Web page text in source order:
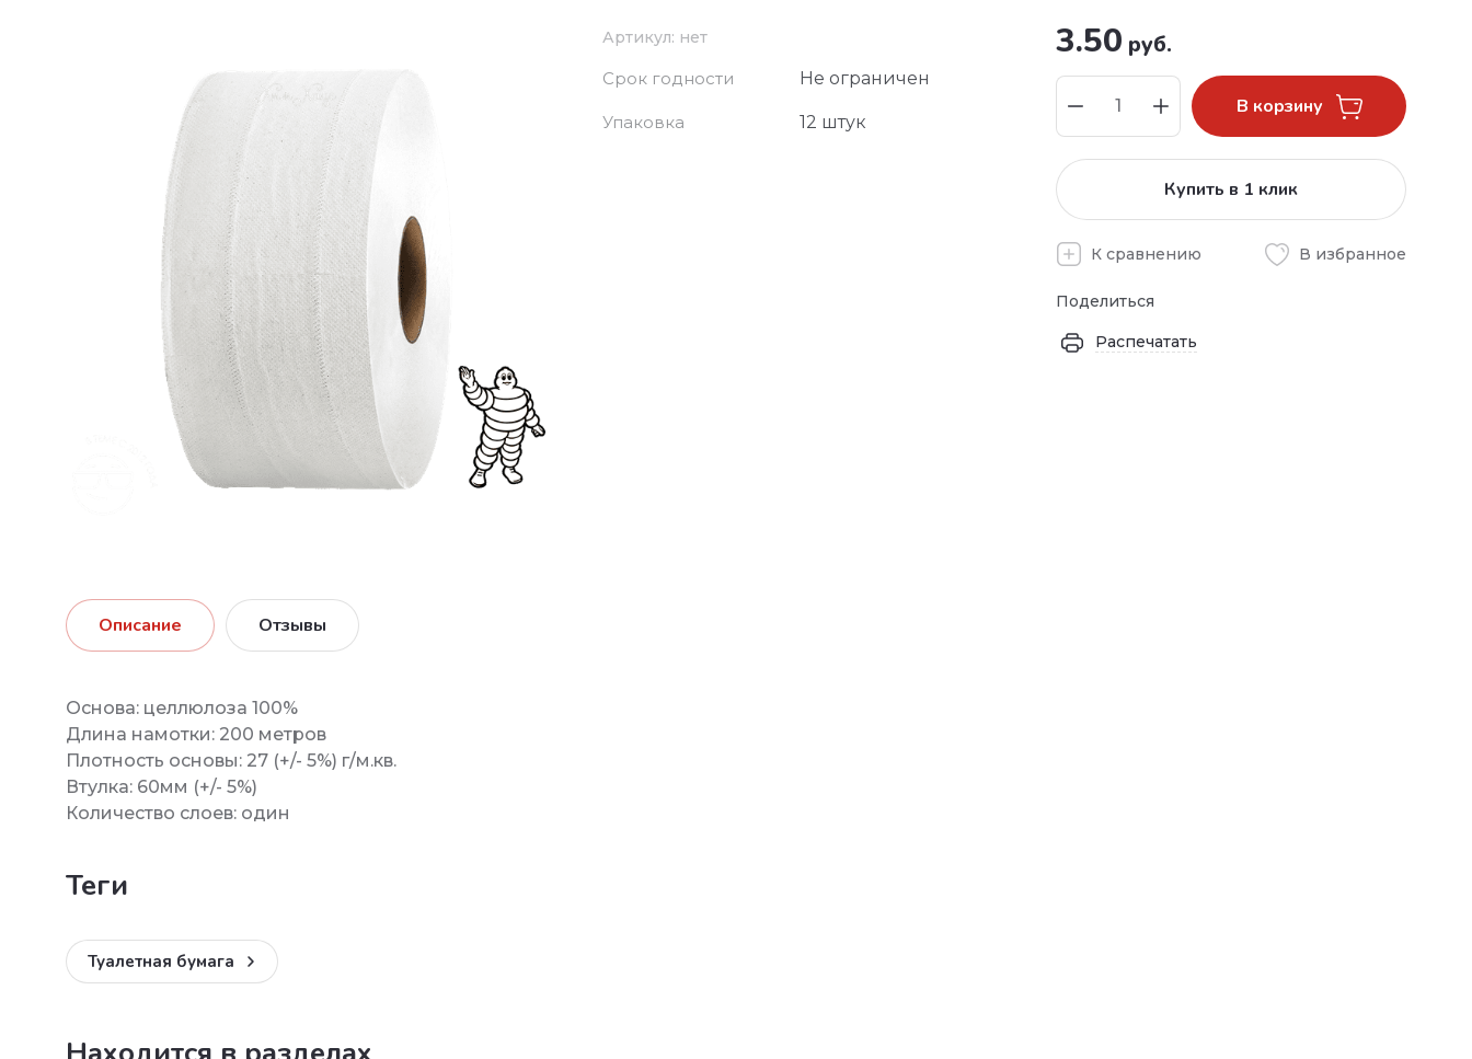
Артикул: нет
Срок годности Не ограничен
Упаковка 12 штук
3.50 руб.
В корзину
Купить в 1 клик
К сравнению В избранное
Поделиться
Распечатать
Описание Отзывы
Основа: целлюлоза 100%
Длина намотки: 200 метров
Плотность основы: 27 (+/- 5%) г/м.кв.
Втулка: 60мм (+/- 5%)
Количество слоев: один
теги
Туалетная бумага